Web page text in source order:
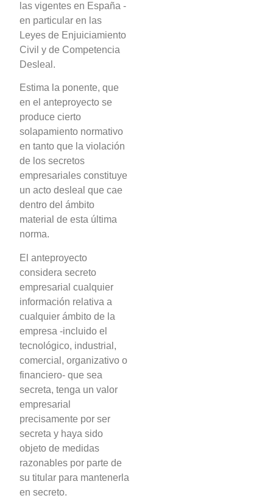
las vigentes en España -
en particular en las
Leyes de Enjuiciamiento
Civil y de Competencia
Desleal.
Estima la ponente, que
en el anteproyecto se
produce cierto
solapamiento normativo
en tanto que la violación
de los secretos
empresariales constituye
un acto desleal que cae
dentro del ámbito
material de esta última
norma.
El anteproyecto
considera secreto
empresarial cualquier
información relativa a
cualquier ámbito de la
empresa -incluido el
tecnológico, industrial,
comercial, organizativo o
financiero- que sea
secreta, tenga un valor
empresarial
precisamente por ser
secreta y haya sido
objeto de medidas
razonables por parte de
su titular para mantenerla
en secreto.